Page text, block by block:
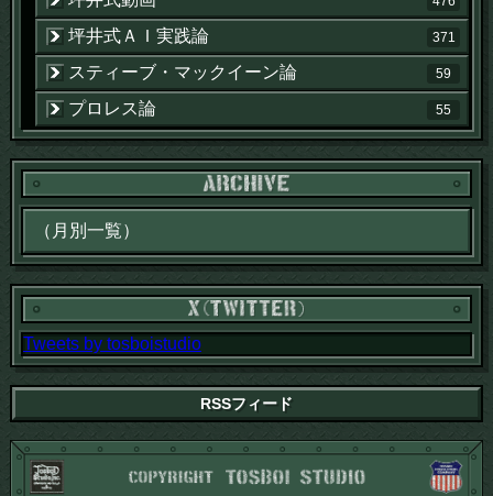
坪井式ＡＩ実践論 371
スティーブ・マックイーン論 59
プロレス論 55
Tweets by tosboistudio
RSSフィード